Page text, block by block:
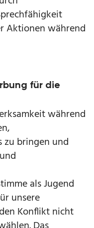
Aktionen während
für die
während
zu bringen und
als Jugend
unsere
Konflikt nicht